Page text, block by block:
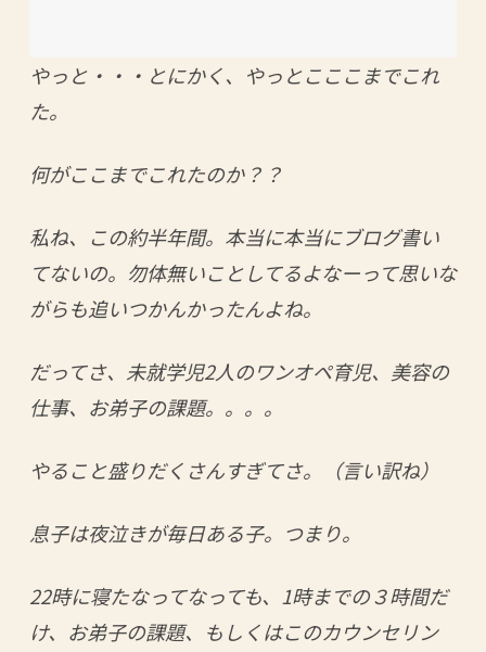
やっと・・・とにかく、やっとこここまでこれ
た。
何がここまでこれたのか？？
私ね、この約半年間。本当に本当にブログ書い
てないの。勿体無いことしてるよなーって思いな
がらも追いつかんかったんよね。
だってさ、未就学児2人のワンオペ育児、美容の
仕事、お弟子の課題。。。。
やること盛りだくさんすぎてさ。（言い訳ね）
息子は夜泣きが毎日ある子。つまり。
22時に寝たなってなっても、1時までの３時間だ
け、お弟子の課題、もしくはこのカウンセリン